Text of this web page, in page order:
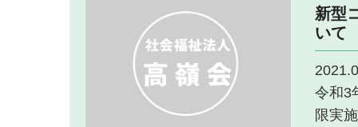
新型
いて
令和3
限実